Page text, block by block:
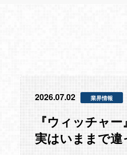
2026.07.02 業界情報
『ウィッチャー
実はいままで違